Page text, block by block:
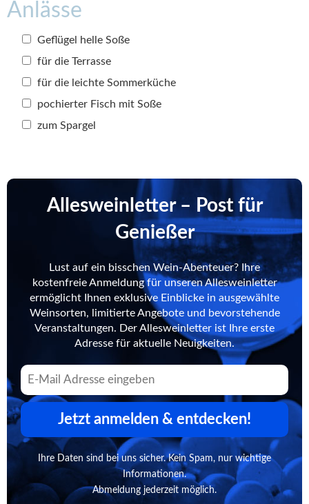
Anlässe
Geflügel helle Soße
für die Terrasse
für die leichte Sommerküche
pochierter Fisch mit Soße
zum Spargel
Allesweinletter – Post für
Genießer
Lust auf ein bisschen Wein-Abenteuer? Ihre
kostenfreie Anmeldung für unseren Allesweinletter
ermöglicht Ihnen exklusive Einblicke in ausgewählte
Weinsorten, limitierte Angebote und bevorstehende
Veranstaltungen. Der Allesweinletter ist Ihre erste
Adresse für aktuelle Neuigkeiten.
Jetzt anmelden & entdecken!
Ihre Daten sind bei uns sicher. Kein Spam, nur wichtige
Informationen.
Abmeldung jederzeit möglich.